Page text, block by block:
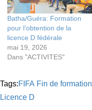
Batha/Guéra: Formation
pour l’obtention de la
licence D fédérale
mai 19, 2026
Dans "ACTIVITES"
Tags:FIFA Fin de formation
Licence D